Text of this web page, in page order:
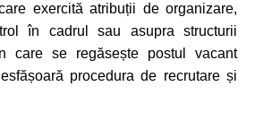
exercită atribuții de organizare,
în cadrul sau asupra structurii
care se regăsește postul vacant
procedura de recrutare și